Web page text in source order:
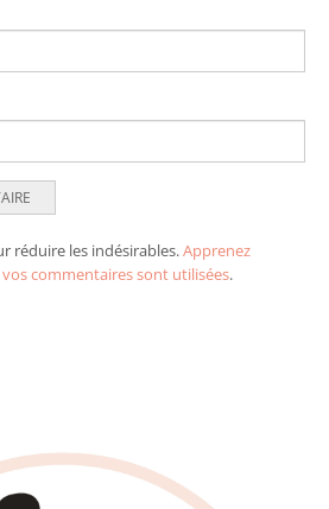
réduire les indésirables.Apprenez
commentaires sont utilisées.